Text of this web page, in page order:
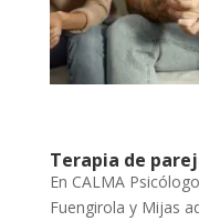
Terapia de
En CALMA
Fuengirola y Mijas